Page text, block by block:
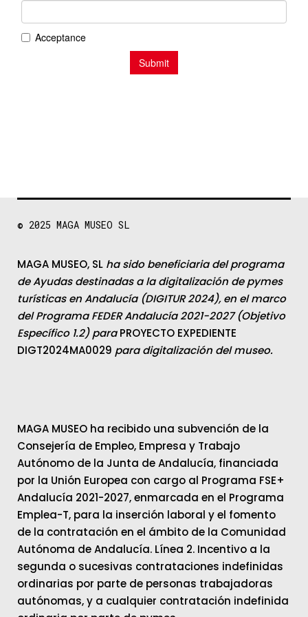
© 2025 MAGA MUSEO SL
MAGA MUSEO, SL ha sido beneficiaria del programa
de Ayudas destinadas a la digitalización de pymes
turísticas en Andalucía (DIGITUR 2024), en el marco
del Programa FEDER Andalucía 2021-2027 (Objetivo
Específico 1.2) paraPROYECTO EXPEDIENTE
DIGT2024MA0029 para digitalización del museo.
MAGA MUSEO ha recibido una subvención de la
Consejería de Empleo, Empresa y Trabajo
Autónomo de la Junta de Andalucía, financiada
por la Unión Europea con cargo al Programa FSE+
Andalucía 2021-2027, enmarcada en el Programa
Emplea-T, para la inserción laboral y el fomento
de la contratación en el ámbito de la Comunidad
Autónoma de Andalucía. Línea 2. Incentivo a la
segunda o sucesivas contrataciones indefinidas
ordinarias por parte de personas trabajadoras
autónomas, y a cualquier contratación indefinida